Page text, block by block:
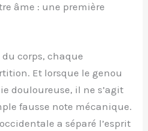
âme : une première
corps, chaque
Et lorsque le genou
douloureuse, il ne s’agit
fausse note mécanique.
a séparé l’esprit